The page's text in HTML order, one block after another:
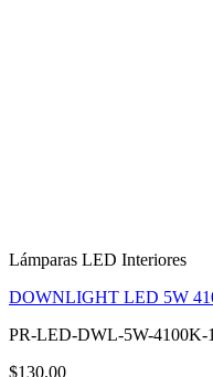
Lámparas LED Interiores
DOWNLIGHT LED 5W
PR-LED-DWL-5W-4100K-
$130.00